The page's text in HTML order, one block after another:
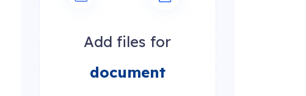
Add files for
document